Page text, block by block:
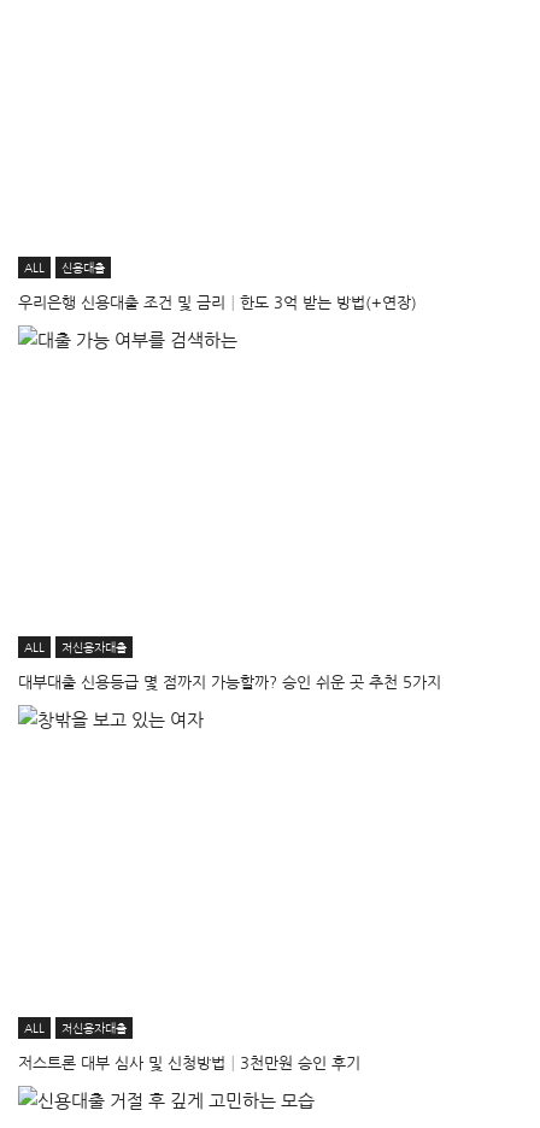
ALL 신용대출
우리은행 신용대출 조건 및 금리│한도 3억 받는 방법(+연장)
ALL 저신용자대출
대부대출 신용등급 몇 점까지 가능할까? 승인 쉬운 곳 추천 5가지
ALL 저신용자대출
저스트론 대부 심사 및 신청방법│3천만원 승인 후기